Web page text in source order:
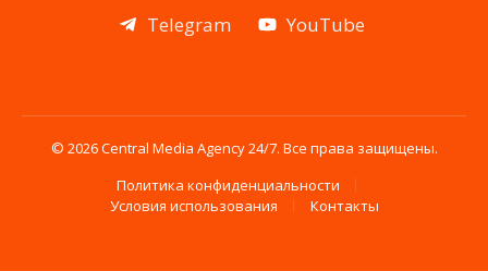
Telegram
YouTube
© 2026 Central Media Agency 24/7. Все права защищены.
Политика конфиденциальности
Условия использования
Контакты